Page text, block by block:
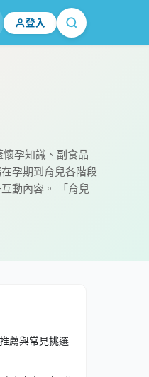
登入
孕知識、副食品
孕期到育兒各階段
動內容。 「育兒
薦與常見挑選